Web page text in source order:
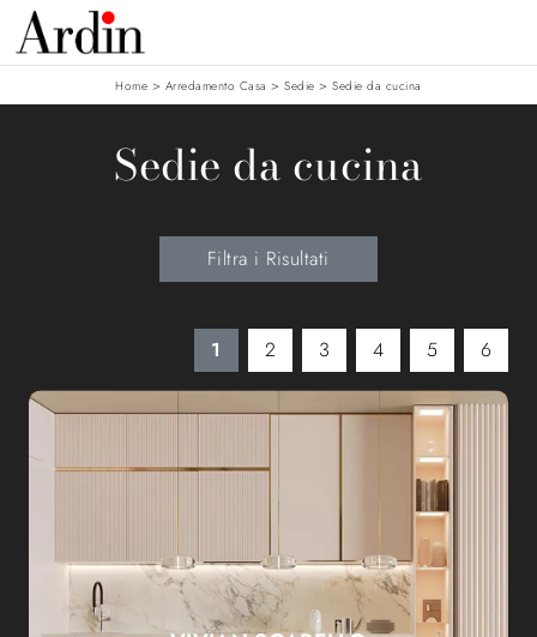
Home > Arredamento Casa >Sedie >Sedie da cucina
Sedie da cucina
Filtra i Risultati
1 2 3 4 5 6